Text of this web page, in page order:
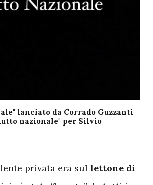
lanciato da Corrado Guzzanti
nazionale" per Silvio
privata era sul lettone di